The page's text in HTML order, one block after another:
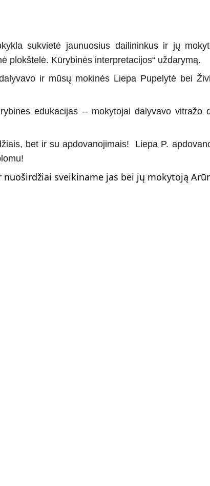
sukvietė jaunuosius dailininkus ir jų
plokštelė. Kūrybinės interpretacijos“ uždarymą.
ir mūsų mokinės Liepa Pupelytė bei
edukacijas – mokytojai dalyvavo vitražo
bet ir su apdovanojimais! Liepa P.
sveikiname jas bei jų mokytoją